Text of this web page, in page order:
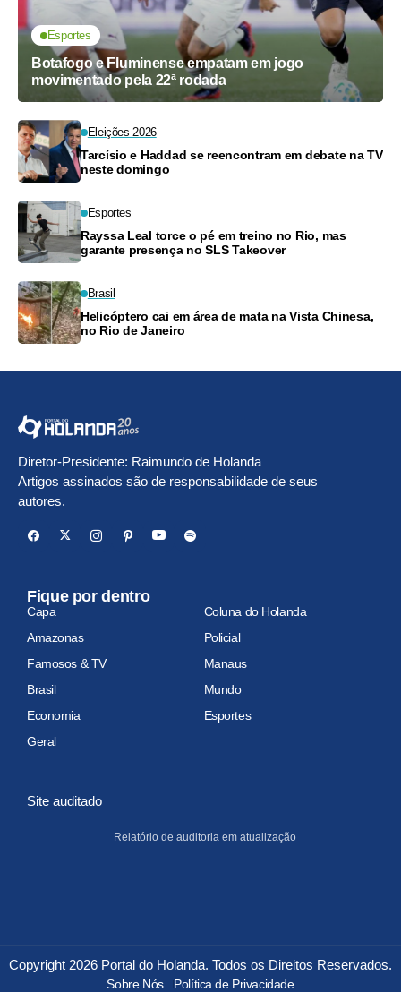
Esportes
Botafogo e Fluminense empatam em jogo
movimentado pela 22ª rodada
Eleições 2026
Tarcísio e Haddad se reencontram em debate na TV
neste domingo
Esportes
Rayssa Leal torce o pé em treino no Rio, mas
garante presença no SLS Takeover
Brasil
Helicóptero cai em área de mata na Vista Chinesa,
no Rio de Janeiro
Diretor-Presidente: Raimundo de Holanda
Artigos assinados são de responsabilidade de seus
autores.
Fique por dentro
Capa
Coluna do Holanda
Amazonas
Policial
Famosos & TV
Manaus
Brasil
Mundo
Economia
Esportes
Geral
Site auditado
Relatório de auditoria em atualização
Copyright 2026 Portal do Holanda. Todos os Direitos Reservados.
Sobre Nós Política de Privacidade